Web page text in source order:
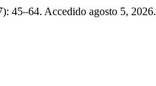
45–64. Accedido agosto 5, 2026.